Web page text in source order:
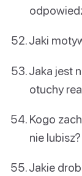
Jaki
Jaka jest
otuchy
Kogo
nie lubisz?
Jakie